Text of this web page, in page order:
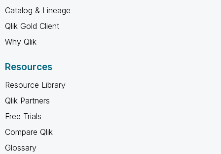
Catalog & Lineage
Qlik Gold Client
Why Qlik
Resources
Resource Library
Qlik Partners
Free Trials
Compare Qlik
Glossary